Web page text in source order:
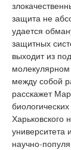
защита не
удается
защитных
выходит из
между собой
расскажет
Харьковского
университета
научно-